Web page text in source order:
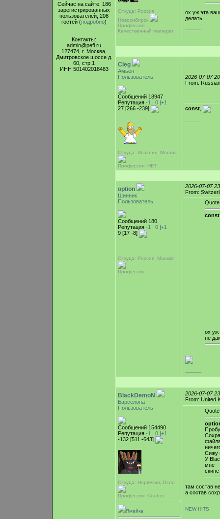
Сейчас на сайте: 186
зарегистрированных
пользователей, 208
гостей (подробно)
Контакты:
admin@pefl.ru
127474, г. Москва,
Дмитровское шоссе д.
60, стр.1
ИНН 501402018483
Откуда: Россия,
Новосибирск
Профессия:
Качественный manager
ох уж эта
делать...
-----------
Cleg
Амьен
Пользователь
Сообщений 18947
Репутация -1 | 0 |+1
27 [266 -239]
Откуда: Испания, Москва
Профессия: НЕТ
2026-07-07
From:
const
-----------
option
Шинник
Пользователь
Сообщений 180
Репутация -1 | 0 |+1
9 [17 -8]
Откуда: Россия, Москва
Профессия:
2026-07-07
From:
Quote
ох уж
не
-----------
BlackDemoN
Барселона
Пользователь
Сообщений 154490
Репутация -1 | 0 |+1
-132 [511 -643]
Откуда: Норвегия, Осло
Профессия: Couber
Ямайка
2026-07-07
From: United
Quote
Сижу
У
мне
там состав
а состав
-----------
NEW HITS